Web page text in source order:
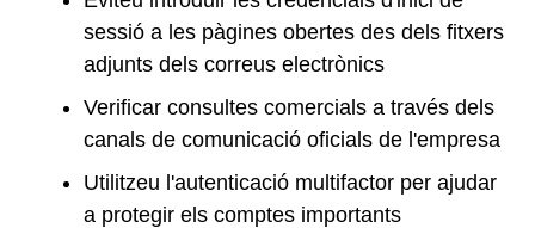
sessió a les pàgines obertes des dels fitxers
adjunts dels correus electrònics
Verificar consultes comercials a través dels
canals de comunicació oficials de l'empresa
Utilitzeu l'autenticació multifactor per ajudar
a protegir els comptes importants